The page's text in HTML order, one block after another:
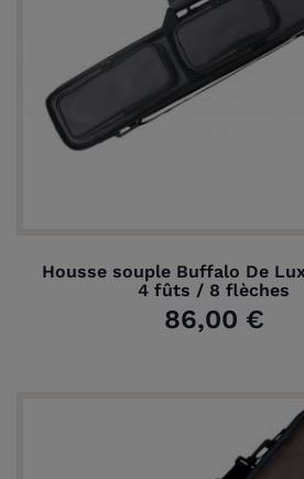
Housse souple Buffalo De
4 fûts / 8 flèches
86,00 €